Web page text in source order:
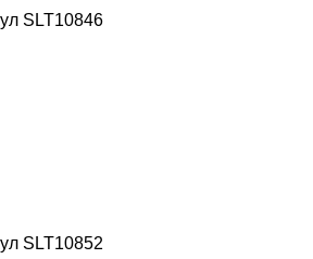
SLT10846
SLT10852